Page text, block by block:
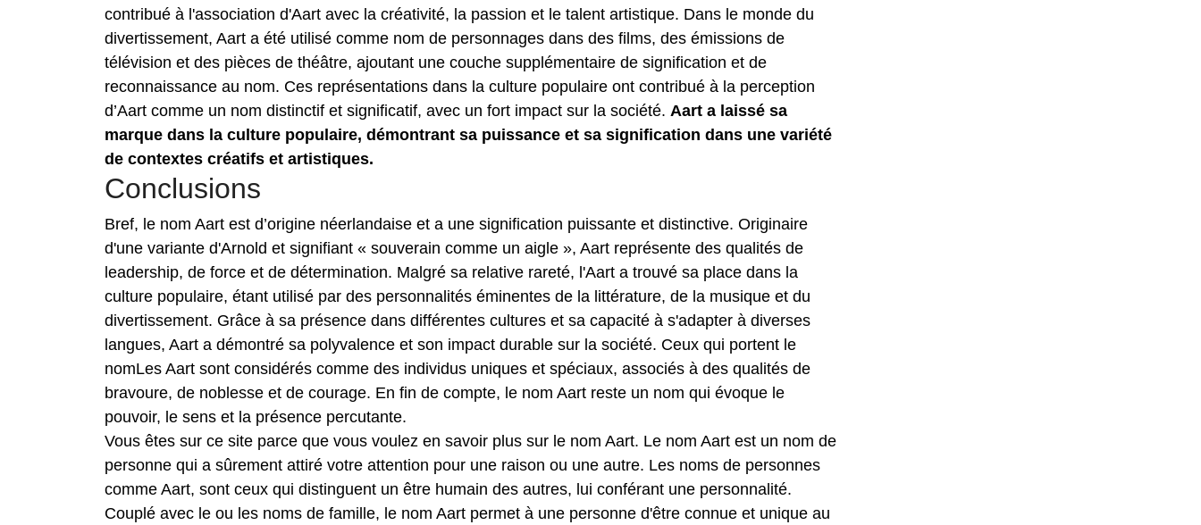
contribué à l'association d'Aart avec la créativité, la passion et le talent artistique. Dans le monde du
divertissement, Aart a été utilisé comme nom de personnages dans des films, des émissions de
télévision et des pièces de théâtre, ajoutant une couche supplémentaire de signification et de
reconnaissance au nom. Ces représentations dans la culture populaire ont contribué à la perception
d’Aart comme un nom distinctif et significatif, avec un fort impact sur la société. Aart a laissé sa
marque dans la culture populaire, démontrant sa puissance et sa signification dans une variété
de contextes créatifs et artistiques.
Conclusions
Bref, le nom Aart est d’origine néerlandaise et a une signification puissante et distinctive. Originaire
d'une variante d'Arnold et signifiant « souverain comme un aigle », Aart représente des qualités de
leadership, de force et de détermination. Malgré sa relative rareté, l'Aart a trouvé sa place dans la
culture populaire, étant utilisé par des personnalités éminentes de la littérature, de la musique et du
divertissement. Grâce à sa présence dans différentes cultures et sa capacité à s'adapter à diverses
langues, Aart a démontré sa polyvalence et son impact durable sur la société. Ceux qui portent le
nomLes Aart sont considérés comme des individus uniques et spéciaux, associés à des qualités de
bravoure, de noblesse et de courage. En fin de compte, le nom Aart reste un nom qui évoque le
pouvoir, le sens et la présence percutante.
Vous êtes sur ce site parce que vous voulez en savoir plus sur le nom Aart. Le nom Aart est un nom de
personne qui a sûrement attiré votre attention pour une raison ou une autre. Les noms de personnes
comme Aart, sont ceux qui distinguent un être humain des autres, lui conférant une personnalité.
Couplé avec le ou les noms de famille, le nom Aart permet à une personne d'être connue et unique au